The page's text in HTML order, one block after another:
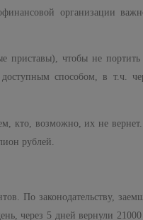
организации
приставы), чтобы не
способом, в т.ч.
кто, возможно, их не
рублей.
По законодательству,
через 5 дней вернули